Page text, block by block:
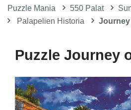
Puzzle Mania 550 Palat
Palapelien Historia
Journey
Puzzle Journey